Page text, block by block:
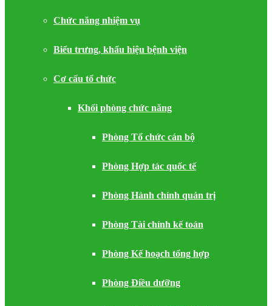
Chức năng nhiệm vụ
Biểu trưng, khẩu hiệu bệnh viện
Cơ cấu tổ chức
Khối phòng chức năng
Phòng Tổ chức cán bộ
Phòng Hợp tác quốc tế
Phòng Hành chính quản trị
Phòng Tài chính kế toán
Phòng Kế hoạch tổng hợp
Phòng Điều dưỡng